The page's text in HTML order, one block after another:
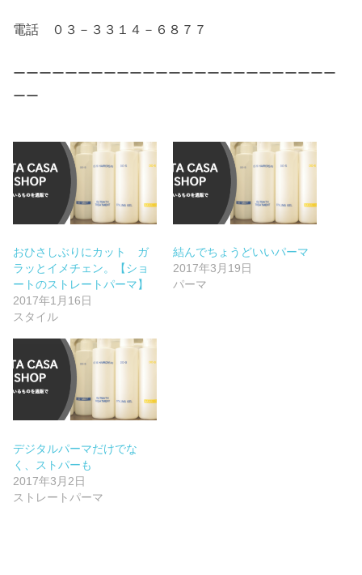
電話 ０３－３３１４－６８７７
ーーーーーーーーーーーーーーーーーーーーーーーーー
ーー
おひさしぶりにカット ガ
ラッとイメチェン。【ショ
ートのストレートパーマ】
2017年1月16日
スタイル
結んでちょうどいいパーマ
2017年3月19日
パーマ
デジタルパーマだけでな
く、ストパーも
2017年3月2日
ストレートパーマ